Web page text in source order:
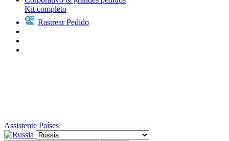
Kit completo
Rastrear Pedido
Assistente Países